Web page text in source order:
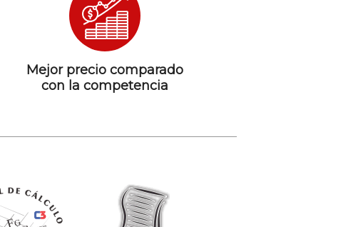
Mejor precio comparado
con la competencia